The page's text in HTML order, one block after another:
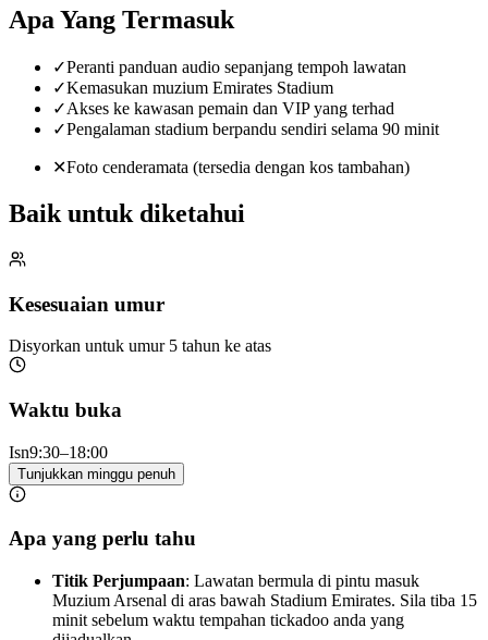
Apa Yang Termasuk
✓Peranti panduan audio sepanjang tempoh lawatan
✓Kemasukan muzium Emirates Stadium
✓Akses ke kawasan pemain dan VIP yang terhad
✓Pengalaman stadium berpandu sendiri selama 90 minit
✕Foto cenderamata (tersedia dengan kos tambahan)
Baik untuk diketahui
Kesesuaian umur
Disyorkan untuk umur 5 tahun ke atas
Waktu buka
Isn9:30–18:00
Tunjukkan minggu penuh
Apa yang perlu tahu
Titik Perjumpaan: Lawatan bermula di pintu masuk
Muzium Arsenal di aras bawah Stadium Emirates. Sila tiba 15
minit sebelum waktu tempahan tickadoo anda yang